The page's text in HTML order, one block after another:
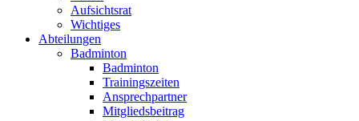
Aufsichtsrat
Wichtiges
Abteilungen
Badminton
Badminton
Trainingszeiten
Ansprechpartner
Mitgliedsbeitrag